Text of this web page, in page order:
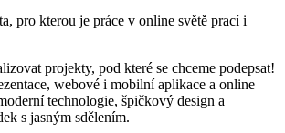
pro kterou je práce v online světě prací i
projekty, pod které se chceme podepsat!
webové i mobilní aplikace a online
technologie, špičkový design a
s jasným sdělením.